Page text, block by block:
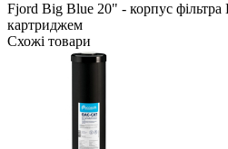
Fjord Big Blue 20" - корпус
картриджем
Схожі товари